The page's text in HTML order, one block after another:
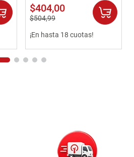
$404,00
$504,99
¡En hasta 18 cuotas!